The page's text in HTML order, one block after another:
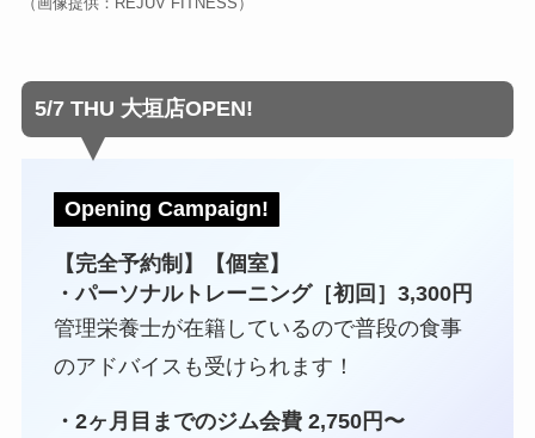
（画像提供：REJUV FITNESS）
5/7 THU 大垣店OPEN!
Opening Campaign!
【完全予約制】【個室】
・パーソナルトレーニング［初回］3,300円
管理栄養士が在籍しているので普段の食事
のアドバイスも受けられます！
・2ヶ月目までのジム会費 2,750円〜